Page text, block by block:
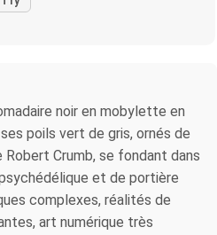
noir en mobylette en
poils vert de gris, ornés de
Crumb, se fondant dans
et de portière
complexes, réalités de
art numérique très